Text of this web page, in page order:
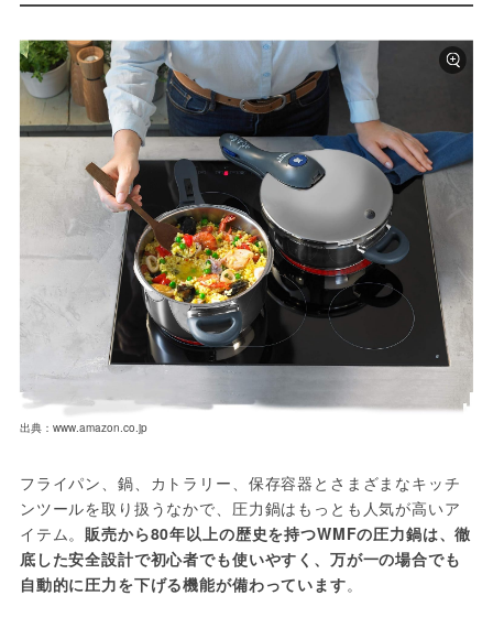
出典：www.amazon.co.jp
フライパン、鍋、カトラリー、保存容器とさまざまなキッチ
ンツールを取り扱うなかで、圧力鍋はもっとも人気が高いア
イテム。販売から80年以上の歴史を持つWMFの圧力鍋は、徹
底した安全設計で初心者でも使いやすく、万が一の場合でも
自動的に圧力を下げる機能が備わっています。